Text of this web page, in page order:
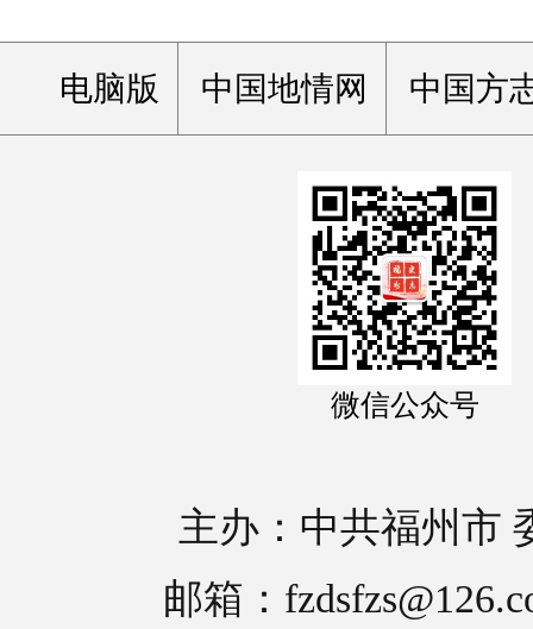
电脑版 中国地情网 中国方
微信公众号
主办：中共福州市
邮箱：